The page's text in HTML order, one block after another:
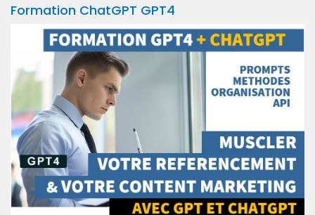
Formation ChatGPT GPT4